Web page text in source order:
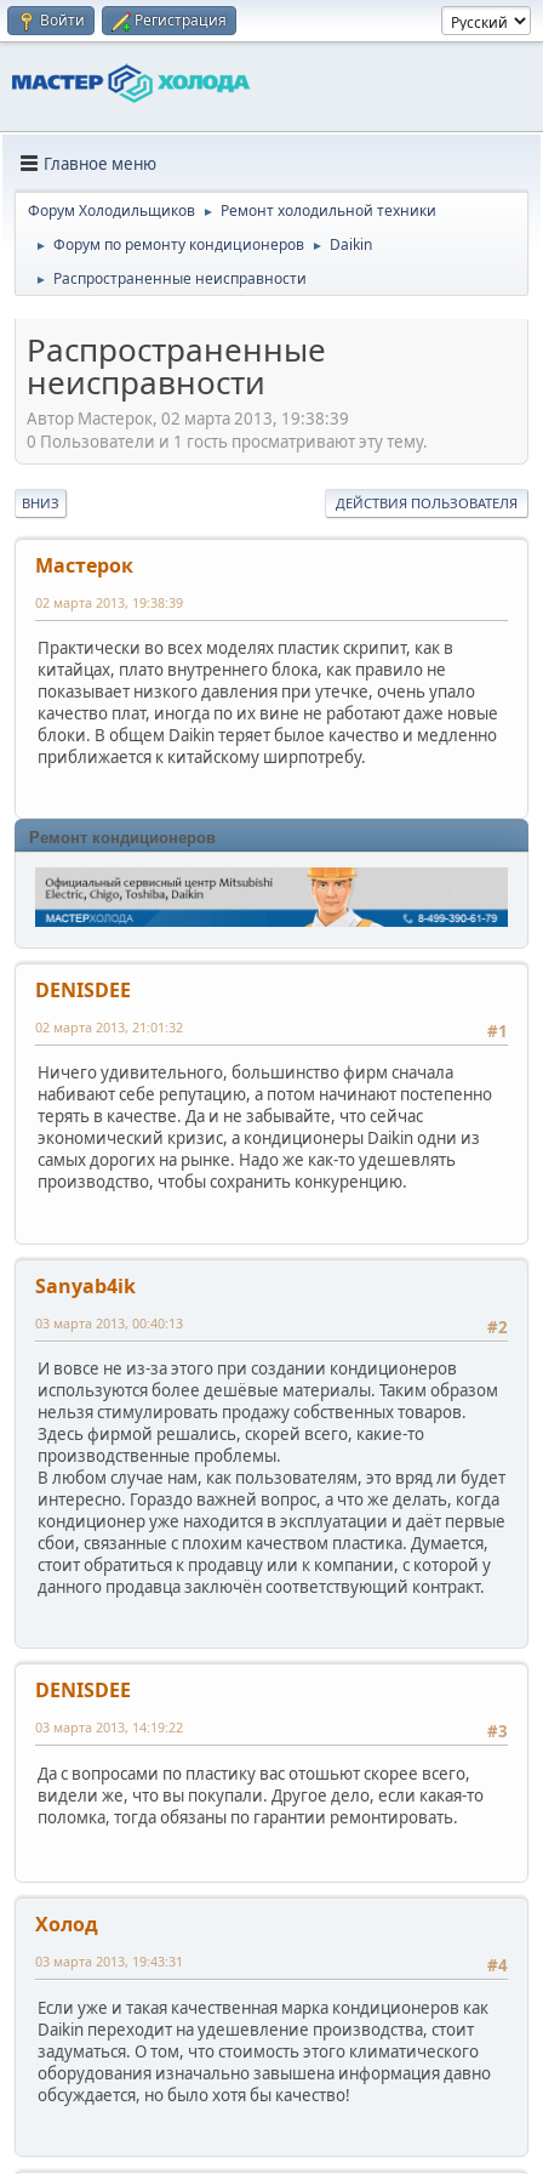
Войти Регистрация
Главное меню
Форум Холодильщиков ► Ремонт холодильной техники
► Форум по ремонту кондиционеров ► Daikin
► Распространенные неисправности
Распространенные
неисправности
Автор Мастерок, 02 марта 2013, 19:38:39
0 Пользователи и 1 гость просматривают эту тему.
ВНИЗ ДЕЙСТВИЯ ПОЛЬЗОВАТЕЛЯ
Мастерок
02 марта 2013, 19:38:39
Практически во всех моделях пластик скрипит, как в
китайцах, плато внутреннего блока, как правило не
показывает низкого давления при утечке, очень упало
качество плат, иногда по их вине не работают даже новые
блоки. В общем Daikin теряет былое качество и медленно
приближается к китайскому ширпотребу.
Ремонт кондиционеров
DENISDEE
#1
02 марта 2013, 21:01:32
Ничего удивительного, большинство фирм сначала
набивают себе репутацию, а потом начинают постепенно
терять в качестве. Да и не забывайте, что сейчас
экономический кризис, а кондиционеры Daikin одни из
самых дорогих на рынке. Надо же как-то удешевлять
производство, чтобы сохранить конкуренцию.
Sanyab4ik
#2
03 марта 2013, 00:40:13
И вовсе не из-за этого при создании кондиционеров
используются более дешёвые материалы. Таким образом
нельзя стимулировать продажу собственных товаров.
Здесь фирмой решались, скорей всего, какие-то
производственные проблемы.
В любом случае нам, как пользователям, это вряд ли будет
интересно. Гораздо важней вопрос, а что же делать, когда
кондиционер уже находится в эксплуатации и даёт первые
сбои, связанные с плохим качеством пластика. Думается,
стоит обратиться к продавцу или к компании, с которой у
данного продавца заключён соответствующий контракт.
DENISDEE
#3
03 марта 2013, 14:19:22
Да с вопросами по пластику вас отошьют скорее всего,
видели же, что вы покупали. Другое дело, если какая-то
поломка, тогда обязаны по гарантии ремонтировать.
Холод
#4
03 марта 2013, 19:43:31
Если уже и такая качественная марка кондиционеров как
Daikin переходит на удешевление производства, стоит
задуматься. О том, что стоимость этого климатического
оборудования изначально завышена информация давно
обсуждается, но было хотя бы качество!